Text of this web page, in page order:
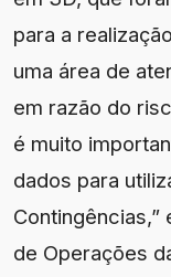
para a
uma área de
em razão do
é muito
dados para
de Operações